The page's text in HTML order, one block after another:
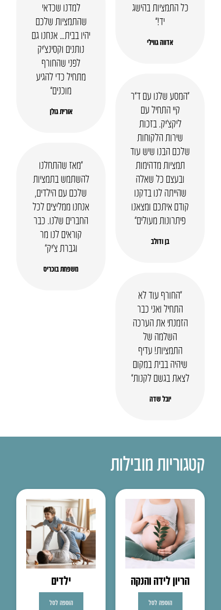
כל התמציות בהישג
יד!”
אדווה גווילי
למדנו שכדאי
שהתמציות שלכם
יהיו בבית… אנחנו גם
נותנים וקסינצ’יק
לפני שהחורף
מתחיל כדי להגיע
מוכנים”
אורית גולן
“המסע שלנו עם ד”ר
קיי התחיל עם
ליקצ’יק. בזכות
שירות הלקוחות
שלכם הבנו שיש עוד
תמציות מדהימות
ובעצם כל שאלה
שהייתה לנו בדקנו
קודם איתכם ומצאנו
פיתרונות מעולים”
בן ודולב
“מאז שהתחלנו
להשתמש בתמציות
שלכם עם הילדים,
אנחנו ממליצים לכל
החברים שלנו. כבר
קוראים לנו מר
וגברת צ’יק”
משפחת בוכריס
“החורף עוד לא
התחיל ואני כבר
הזמנתי את הערכה
השלמה של
התמציות! עדיף
שיהיה בבית במקום
לצאת בגשם לקנות”
יובל שדה
קטגוריות מובילות
הריון לידה והנקה
הוספה לסל
ילדים
הוספה לסל